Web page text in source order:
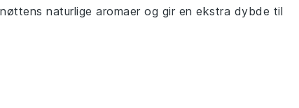
naturlige aromaer og gir en ekstra dybde til